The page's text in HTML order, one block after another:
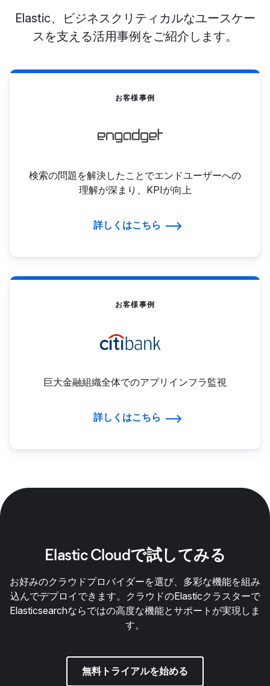
Elastic、ビジネスクリティカルなユースケー
スを支える活用事例をご紹介します。
お客様事例
検索の問題を解決したことでエンドユーザーへの
理解が深まり、KPIが向上
詳しくはこちら
お客様事例
巨大金融組織全体でのアプリインフラ監視
詳しくはこちら
Elastic Cloudで試してみる
お好みのクラウドプロバイダーを選び、多彩な機能を組み
込んでデプロイできます。クラウドのElasticクラスターで
Elasticsearchならではの高度な機能とサポートが実現しま
す。
無料トライアルを始める